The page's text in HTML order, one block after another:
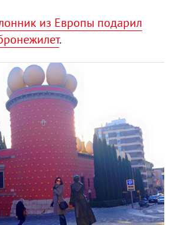
из Европы подарил
.